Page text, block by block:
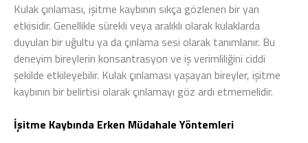
Kulak çınlaması, işitme kaybının sıkça gözlenen bir yan
etkisidir. Genellikle sürekli veya aralıklı olarak kulaklarda
duyulan bir uğultu ya da çınlama sesi olarak tanımlanır. Bu
deneyim bireylerin konsantrasyon ve iş verimliliğini ciddi
şekilde etkileyebilir. Kulak çınlaması yaşayan bireyler, işitme
kaybının bir belirtisi olarak çınlamayı göz ardı etmemelidir.
İşitme Kaybında Erken Müdahale Yöntemleri